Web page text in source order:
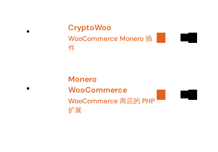
CryptoWoo
WooCommerce Monero 插
件
Monero
WooCommerce
WooCommerce 商店的 PHP
扩展